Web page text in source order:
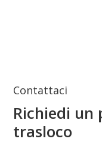
Contattaci
Richiedi
trasloco